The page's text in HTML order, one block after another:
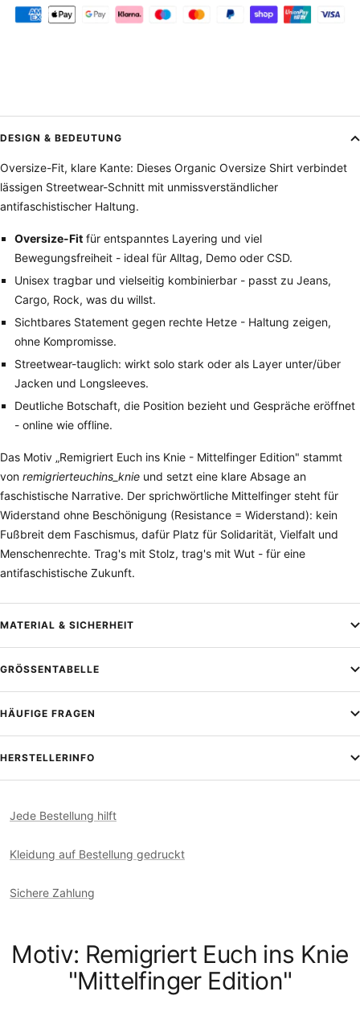
DESIGN & BEDEUTUNG
Oversize-Fit, klare Kante: Dieses Organic Oversize Shirt verbindet
lässigen Streetwear-Schnitt mit unmissverständlicher
antifaschistischer Haltung.
Oversize-Fitfür entspanntes Layering und viel
Bewegungsfreiheit - ideal für Alltag, Demo oder CSD.
Unisex tragbar und vielseitig kombinierbar - passt zu Jeans,
Cargo, Rock, was du willst.
Sichtbares Statement gegen rechte Hetze - Haltung zeigen,
ohne Kompromisse.
Streetwear-tauglich: wirkt solo stark oder als Layer unter/über
Jacken und Longsleeves.
Deutliche Botschaft, die Position bezieht und Gespräche eröffnet
- online wie offline.
Das Motiv „Remigriert Euch ins Knie - Mittelfinger Edition" stammt
von remigrierteuchins_knie und setzt eine klare Absage an
faschistische Narrative. Der sprichwörtliche Mittelfinger steht für
Widerstand ohne Beschönigung (Resistance = Widerstand): kein
Fußbreit dem Faschismus, dafür Platz für Solidarität, Vielfalt und
Menschenrechte. Trag's mit Stolz, trag's mit Wut - für eine
antifaschistische Zukunft.
MATERIAL & SICHERHEIT
GRÖSSENTABELLE
HÄUFIGE FRAGEN
HERSTELLERINFO
Jede Bestellung hilft
Kleidung auf Bestellung gedruckt
Sichere Zahlung
Motiv: Remigriert Euch ins Knie
"Mittelfinger Edition"